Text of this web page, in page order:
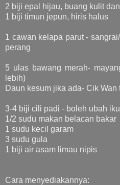
2 biji epal hijau, buang kulit
1 biji timun jepun, hiris halus
1 cawan kelapa parut -
perang
5 ulas bawang merah-
lebih)
Daun kesum jika ada- Cik Wan
3-4 biji cili padi - boleh ubah
1/2 sudu makan belacan bakar
1 sudu kecil garam
3 sudu gula
1 biji air asam limau nipis
Cara menyediakannya: